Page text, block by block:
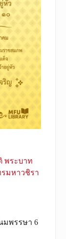
พระบาท
มหาวชิรา
มพรรษา 6